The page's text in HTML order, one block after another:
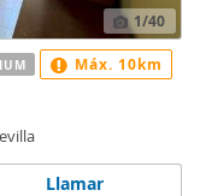
1/40
Llamar
Máx. 10km